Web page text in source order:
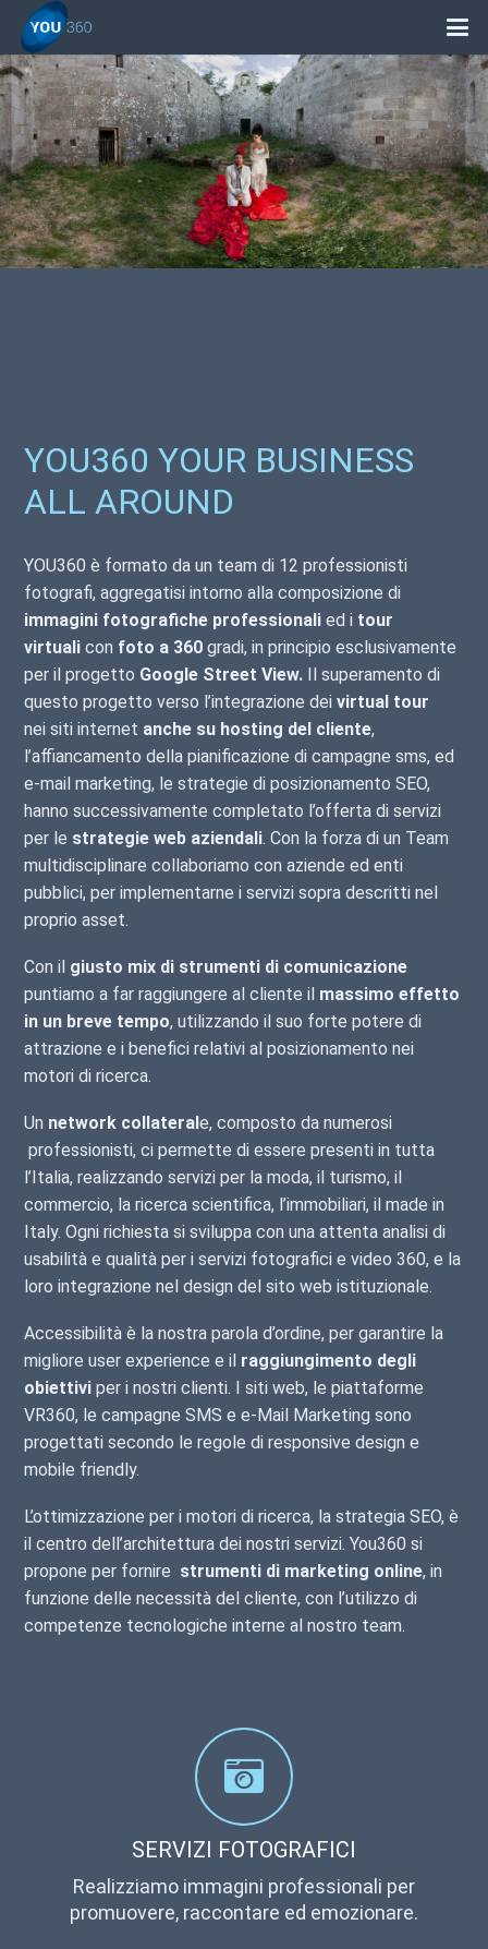
YOU360 YOUR BUSINESS
ALL AROUND
YOU360 è formato da un team di 12 professionisti
fotografi, aggregatisi intorno alla composizione di
immagini fotografiche professionali ed i tour
virtualicon foto a 360 gradi, in principio esclusivamente
per il progetto Google Street View. Il superamento di
questo progetto verso l’integrazione deivirtual tour
nei siti internet anche su hosting del cliente,
l’affiancamento della pianificazione di campagne sms, ed
e-mail marketing, le strategie di posizionamento SEO,
hanno successivamente completato l’offerta di servizi
per le strategie web aziendali . Con la forza di un Team
multidisciplinare collaboriamo con aziende ed enti
pubblici, per implementarne i servizi sopra descritti nel
proprio asset.
Con il giusto mix di strumenti di comunicazione
puntiamo a far raggiungere al cliente il massimo effetto
in un breve tempo, utilizzando il suo forte potere di
attrazione e i benefici relativi al posizionamento nei
motori di ricerca.
Un network collaterale, composto da numerosi
professionisti, ci permette di essere presenti in tutta
l’Italia, realizzando servizi per la moda, il turismo, il
commercio, la ricerca scientifica, l’immobiliari, il made in
Italy. Ogni richiesta si sviluppa con una attenta analisi di
usabilità e qualità per i servizi fotografici e video 360, e la
loro integrazione nel design del sito web istituzionale.
Accessibilità è la nostra parola d’ordine, per garantire la
migliore user experience e il raggiungimento degli
obiettivi per i nostri clienti. I siti web, le piattaforme
VR360, le campagne SMS e e-Mail Marketing sono
progettati secondo le regole di responsive design e
mobile friendly.
L’ottimizzazione per i motori di ricerca, la strategia SEO, è
il centro dell’architettura dei nostri servizi. You360 si
propone per fornire strumenti di marketing online, in
funzione delle necessità del cliente, con l’utilizzo di
competenze tecnologiche interne al nostro team.
SERVIZI FOTOGRAFICI
Realizziamo immagini professionali per
promuovere, raccontare ed emozionare.